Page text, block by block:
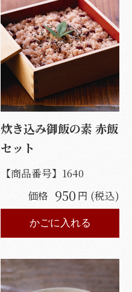
炊き込み御飯の素 赤飯
セット
【商品番号】 1640
価格 950 円 (税込)
かごに入れる